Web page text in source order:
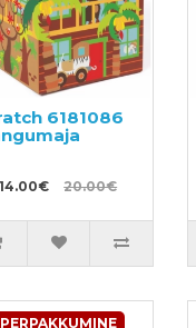
6181086
14.00€ 20.00€